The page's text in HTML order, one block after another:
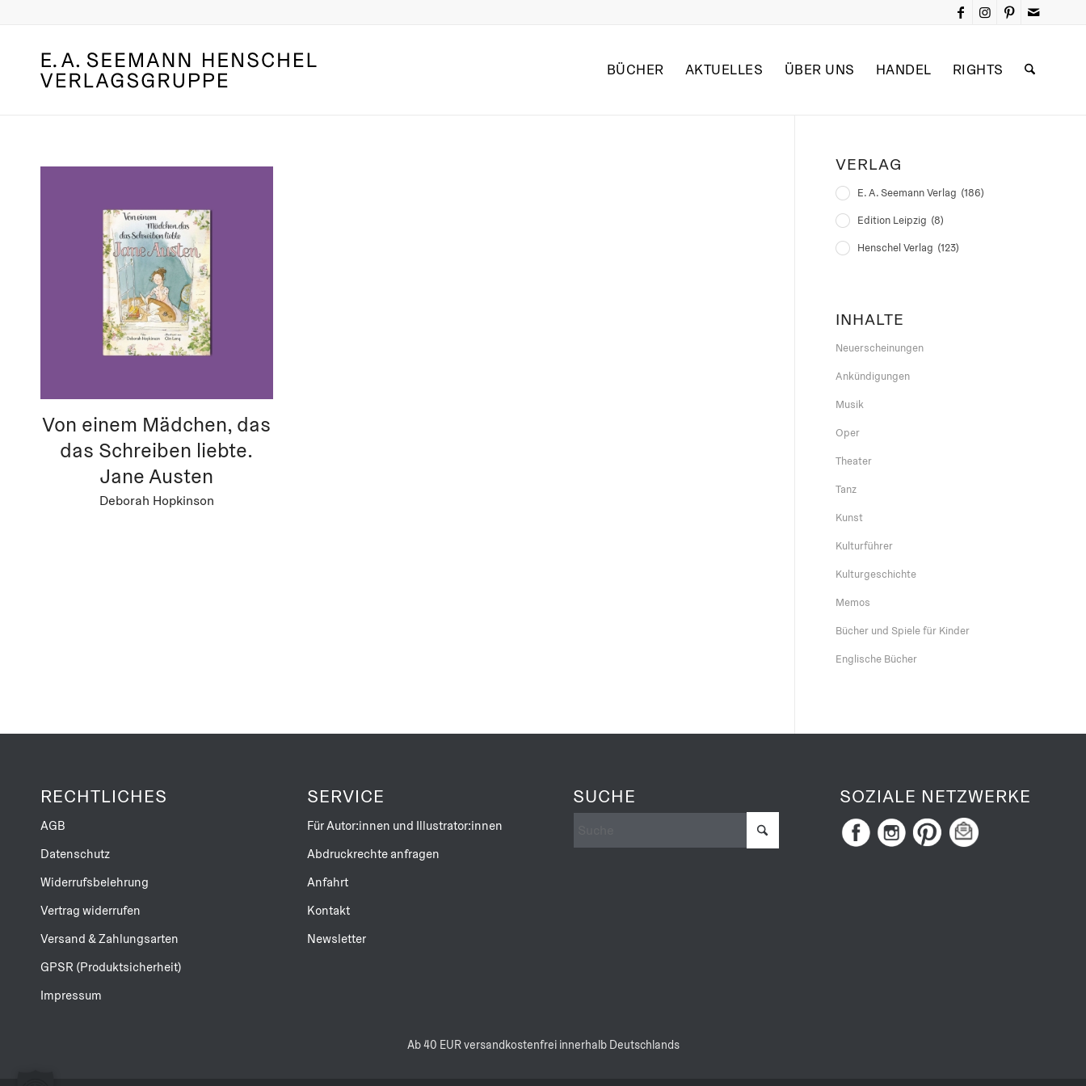
BÜCHER AKTUELLES ÜBER UNS HANDEL RIGHTS
Von einem Mädchen, das
das Schreiben liebte.
Jane Austen
Deborah Hopkinson
VERLAG
E. A. Seemann Verlag (186)
Edition Leipzig (8)
Henschel Verlag (123)
INHALTE
Neuerscheinungen
Ankündigungen
Musik
Oper
Theater
Tanz
Kunst
Kulturführer
Kulturgeschichte
Memos
Bücher und Spiele für Kinder
Englische Bücher
RECHTLICHES
AGB
Datenschutz
Widerrufsbelehrung
Vertrag widerrufen
Versand & Zahlungsarten
GPSR (Produktsicherheit)
Impressum
SERVICE
Für Autor:innen und Illustrator:innen
Abdruckrechte anfragen
Anfahrt
Kontakt
Newsletter
SUCHE SOZIALE NETZWERKE
Ab 40 EUR versandkostenfrei innerhalb Deutschlands